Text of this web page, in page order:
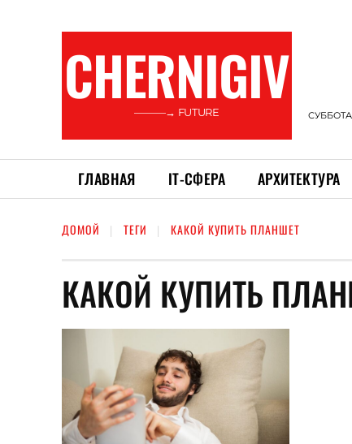
CHERNIGIV
———→ FUTURE
ГЛАВНАЯ ІТ-СФЕРА АРХИТЕКТУРА
ДОМОЙ ТЕГИ КАКОЙ КУПИТЬ ПЛАНШЕТ
КАКОЙ КУПИТЬ